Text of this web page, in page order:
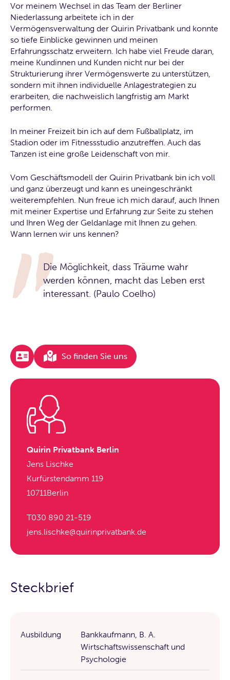
Vor meinem Wechsel in das Team der Berliner
Niederlassung arbeitete ich in der
Vermögensverwaltung der Quirin Privatbank und konnte
so tiefe Einblicke gewinnen und meinen
Erfahrungsschatz erweitern. Ich habe viel Freude daran,
meine Kundinnen und Kunden nicht nur bei der
Strukturierung ihrer Vermögenswerte zu unterstützen,
sondern mit ihnen individuelle Anlagestrategien zu
erarbeiten, die nachweislich langfristig am Markt
performen.
In meiner Freizeit bin ich auf dem Fußballplatz, im
Stadion oder im Fitnessstudio anzutreffen. Auch das
Tanzen ist eine große Leidenschaft von mir.
Vom Geschäftsmodell der Quirin Privatbank bin ich voll
und ganz überzeugt und kann es uneingeschränkt
weiterempfehlen. Nun freue ich mich darauf, auch Ihnen
mit meiner Expertise und Erfahrung zur Seite zu stehen
und Ihren Weg der Geldanlage mit Ihnen zu gehen.
Wann lernen wir uns kennen?
Die Möglichkeit, dass Träume wahr
werden können, macht das Leben erst
interessant. (Paulo Coelho)
So finden Sie uns
Quirin Privatbank Berlin
Jens Lischke
Kurfürstendamm 119
10711Berlin
T030 890 21-519
jens.lischke@quirinprivatbank.de
Steckbrief
Ausbildung
Bankkaufmann, B. A.
Wirtschaftswissenschaft und
Psychologie